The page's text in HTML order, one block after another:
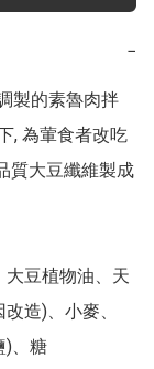
−
製的素魯肉拌
, 為葷食者改吃
質大豆纖維製成
大豆植物油、天
造)、小麥、
)、糖